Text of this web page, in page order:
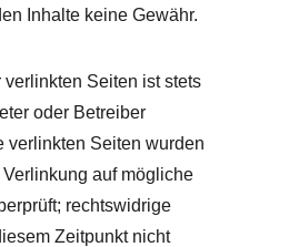
Inhalte keine Gewähr.
verlinkten Seiten ist stets
oder Betreiber
verlinkten Seiten wurden
auf mögliche
rechtswidrige
Zeitpunkt nicht